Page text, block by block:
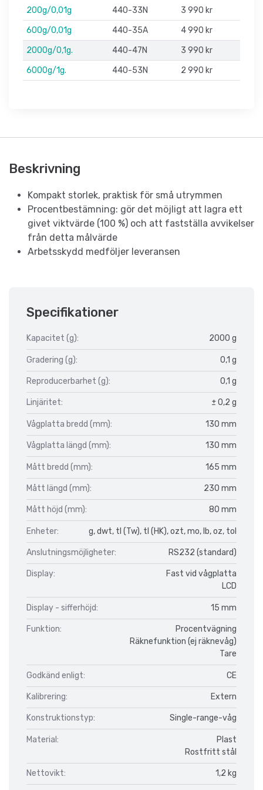
200g/0,01g 440-33N
3 990 kr
600g/0,01g
440-35A
4 990 kr
2000g/0,1g.
440-47N
3 990 kr
6000g/1g.
440-53N 2 990 kr
Beskrivning
Kompakt storlek, praktisk för små utrymmen
Procentbestämning: gör det möjligt att lagra ett
givet viktvärde (100 %) och att fastställa avvikelser
från detta målvärde
Arbetsskydd medföljer leveransen
Specifikationer
Kapacitet (g): 2000 g
Gradering (g): 0,1 g
Reproducerbarhet (g): 0,1 g
Linjäritet: ± 0,2 g
Vågplatta bredd (mm): 130 mm
Vågplatta längd (mm): 130 mm
Mått bredd (mm): 165 mm
Mått längd (mm): 230 mm
Mått höjd (mm): 80 mm
Enheter: g, dwt, tl (Tw), tl (HK), ozt, mo, lb, oz, tol
Anslutningsmöjligheter: RS232 (standard)
Display:
Fast vid vågplatta
LCD
Display - sifferhöjd: 15 mm
Funktion:
Procentvägning
Räknefunktion (ej räknevåg)
Tare
Godkänd enligt: CE
Kalibrering: Extern
Konstruktionstyp: Single-range-våg
Material:
Plast
Rostfritt stål
Nettovikt: 1,2 kg